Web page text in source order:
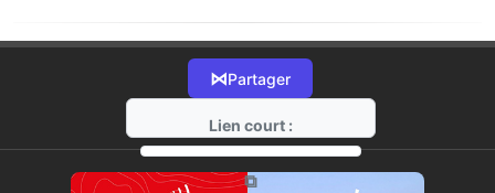
⋈Partager
Lien court :
https://radio-g.fr?12084
⧉